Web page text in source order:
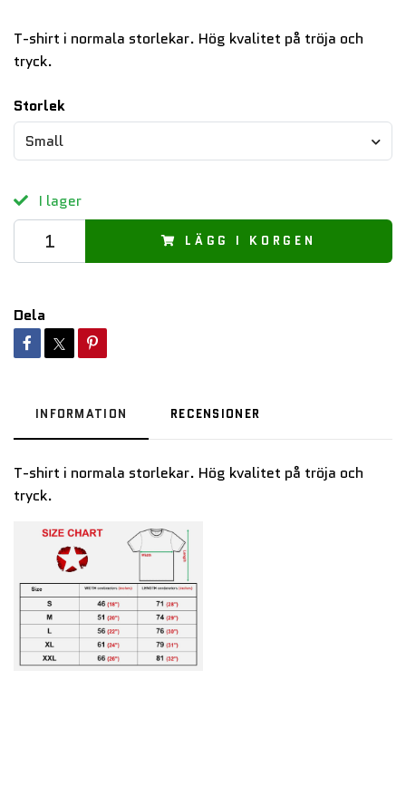
T-shirt i normala storlekar. Hög kvalitet på tröja och
tryck.
Storlek
Small
I lager
LÄGG I KORGEN
Dela
INFORMATION RECENSIONER
T-shirt i normala storlekar. Hög kvalitet på tröja och
tryck.